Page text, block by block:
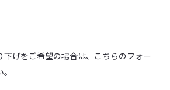
げをご希望の場合は、 こちらのフォー